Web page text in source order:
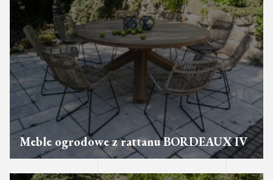
Meble ogrodowe z rattanu BORDEAUX IV